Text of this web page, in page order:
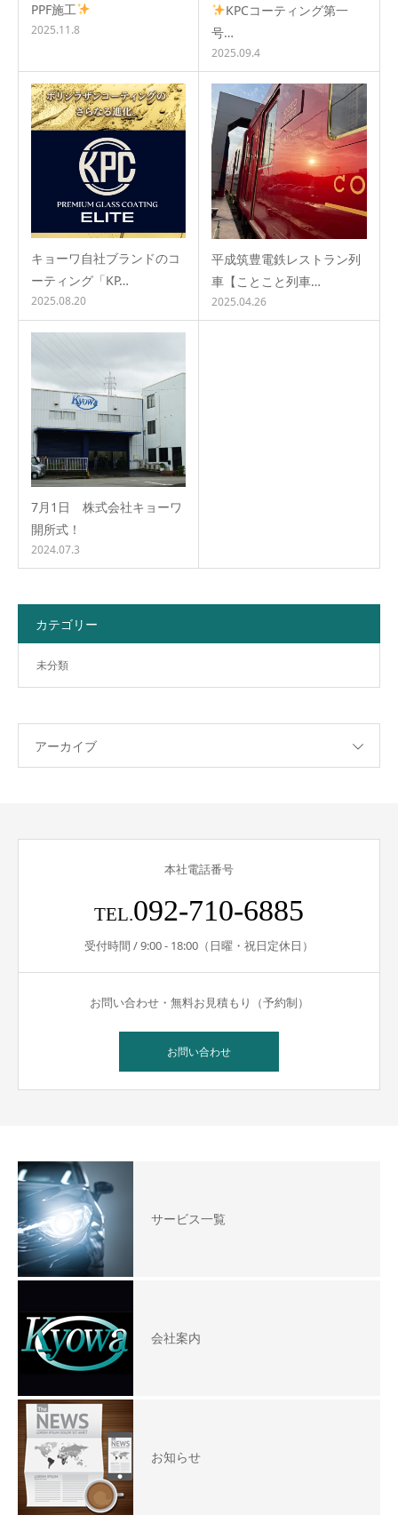
PPF施工
2025.11.8
KPCコーティング第一
号…
2025.09.4
キョーワ自社ブランドのコ
ーティング「KP…
2025.08.20
平成筑豊電鉄レストラン列
車【ことこと列車…
2025.04.26
7月1日 株式会社キョーワ
開所式！
2024.07.3
カテゴリー
未分類
アーカイブ
本社電話番号
TEL.092-710-6885
受付時間 / 9:00 - 18:00（日曜・祝日定休日）
お問い合わせ・無料お見積もり（予約制）
お問い合わせ
サービス一覧
会社案内
お知らせ